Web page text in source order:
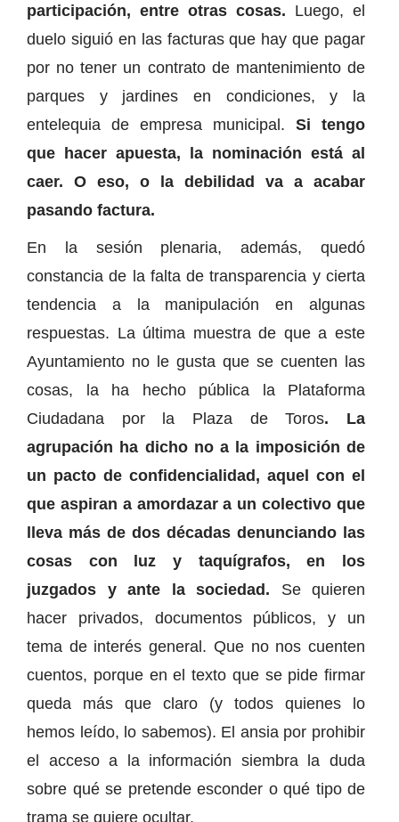
participación, entre otras cosas. Luego, el
duelo siguió en las facturas que hay que pagar
por no tener un contrato de mantenimiento de
parques y jardines en condiciones, y la
entelequia de empresa municipal. Si tengo
que hacer apuesta, la nominación está al
caer. O eso, o la debilidad va a acabar
pasando factura.
En la sesión plenaria, además, quedó
constancia de la falta de transparencia y cierta
tendencia a la manipulación en algunas
respuestas. La última muestra de que a este
Ayuntamiento no le gusta que se cuenten las
cosas, la ha hecho pública la Plataforma
Ciudadana por la Plaza de Toros. La
agrupación ha dicho no a la imposición de
un pacto de confidencialidad, aquel con el
que aspiran a amordazar a un colectivo que
lleva más de dos décadas denunciando las
cosas con luz y taquígrafos, en los
juzgados y ante la sociedad. Se quieren
hacer privados, documentos públicos, y un
tema de interés general. Que no nos cuenten
cuentos, porque en el texto que se pide firmar
queda más que claro (y todos quienes lo
hemos leído, lo sabemos). El ansia por prohibir
el acceso a la información siembra la duda
sobre qué se pretende esconder o qué tipo de
trama se quiere ocultar.